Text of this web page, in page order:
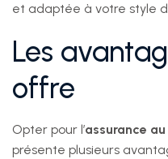
et adaptée à votre style
Les
offre
Opter pour l’assurance
présente plusieurs